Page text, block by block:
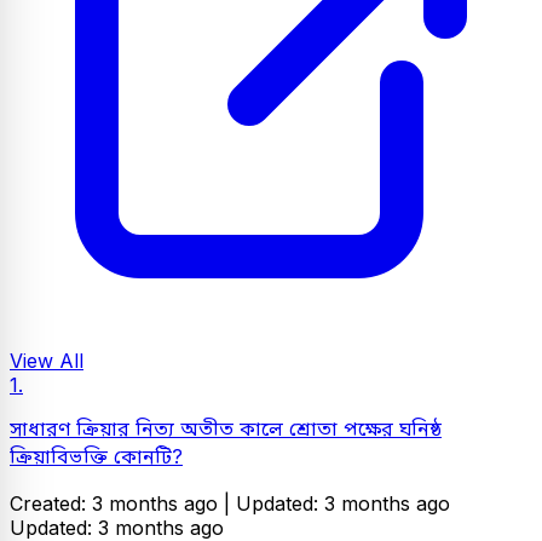
View All
1.
সাধারণ ক্রিয়ার নিত্য অতীত কালে শ্রোতা পক্ষের ঘনিষ্ঠ
ক্রিয়াবিভক্তি কোনটি?
Created: 3 months ago | Updated: 3 months ago
Updated: 3 months ago